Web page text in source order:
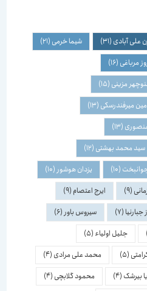
آبادی(31) شیما خرمی(21)
(16)
مزینی(15)
میرفندرسکی(13)
(13)
محمد بهشتی(12)
(10) یزدان هوشور(10)
(9) ایرج اعتصام(9)
(7) سیروس باور (6)
جلیل اولیاء(5)
(5) محمد علی مرادی(4)
(4) محمود گلابچی(4)